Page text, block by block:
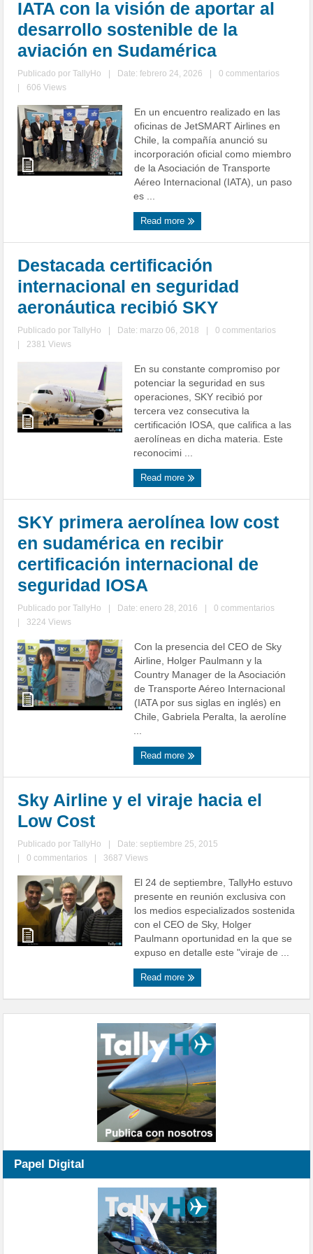
IATA con la visión de aportar al
desarrollo sostenible de la
aviación en Sudamérica
Publicado porTallyHo Date: febrero 24, 2026
0 commentarios
606 Views
En un encuentro realizado en las
oficinas de JetSMART Airlines en
Chile, la compañía anunció su
incorporación oficial como miembro
de la Asociación de Transporte
Aéreo Internacional (IATA), un paso
es ...
Read more
Destacada certificación
internacional en seguridad
aeronáutica recibió SKY
Publicado porTallyHo Date: marzo 06, 2018
0 commentarios
2381 Views
En su constante compromiso por
potenciar la seguridad en sus
operaciones, SKY recibió por
tercera vez consecutiva la
certificación IOSA, que califica a las
aerolíneas en dicha materia. Este
reconocimi ...
Read more
SKY primera aerolínea low cost
en sudamérica en recibir
certificación internacional de
seguridad IOSA
Publicado porTallyHo Date: enero 28, 2016
0 commentarios
3224 Views
Con la presencia del CEO de Sky
Airline, Holger Paulmann y la
Country Manager de la Asociación
de Transporte Aéreo Internacional
(IATA por sus siglas en inglés) en
Chile, Gabriela Peralta, la aerolíne
...
Read more
Sky Airline y el viraje hacia el
Low Cost
Publicado porTallyHo
Date: septiembre 25, 2015
0 commentarios 3687 Views
El 24 de septiembre, TallyHo estuvo
presente en reunión exclusiva con
los medios especializados sostenida
con el CEO de Sky, Holger
Paulmann oportunidad en la que se
expuso en detalle este "viraje de ...
Read more
Papel Digital